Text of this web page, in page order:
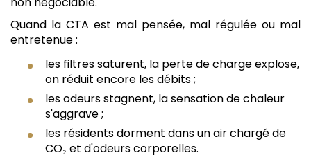
Quand la CTA est mal pensée, mal régulée ou mal
entretenue :
les filtres saturent, la perte de charge explose,
on réduit encore les débits ;
les odeurs stagnent, la sensation de chaleur
s'aggrave ;
les résidents dorment dans un air chargé de
CO₂ et d'odeurs corporelles.